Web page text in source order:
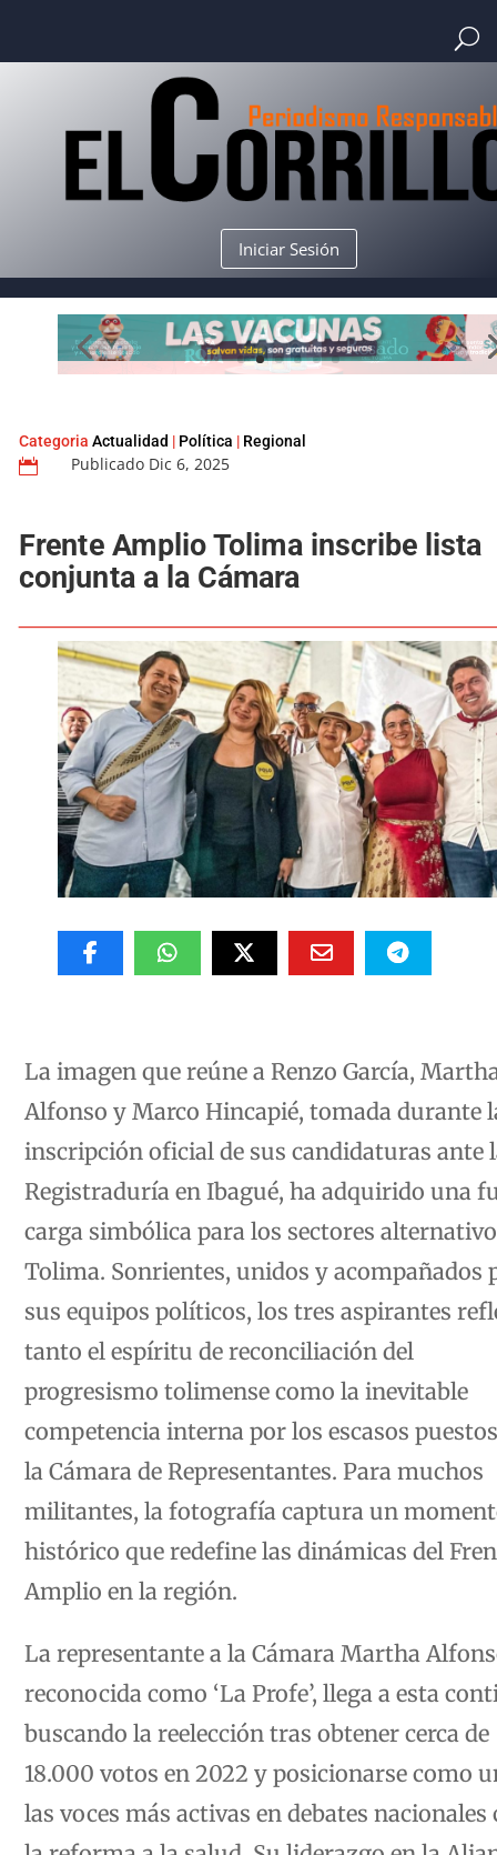
Iniciar Sesión
 Publicado Dic 6, 2025
Frente Amplio Tolima inscribe lista
conjunta a la Cámara
La imagen que reúne a Renzo García,
Alfonso y Marco Hincapié, tomada durante
inscripción oficial de sus candidaturas ante
Registraduría en Ibagué, ha adquirido una
carga simbólica para los sectores
Tolima. Sonrientes, unidos y acompañados
sus equipos políticos, los tres aspirantes
tanto el espíritu de reconciliación del
progresismo tolimense como la inevitable
competencia interna por los escasos
la Cámara de Representantes. Para muchos
militantes, la fotografía captura un
histórico que redefine las dinámicas del
Amplio en la región.
La representante a la Cámara Martha
reconocida como ‘La Profe’, llega a esta
buscando la reelección tras obtener cerca de
18.000 votos en 2022 y posicionarse como
las voces más activas en debates nacionales
la reforma a la salud. Su liderazgo en la